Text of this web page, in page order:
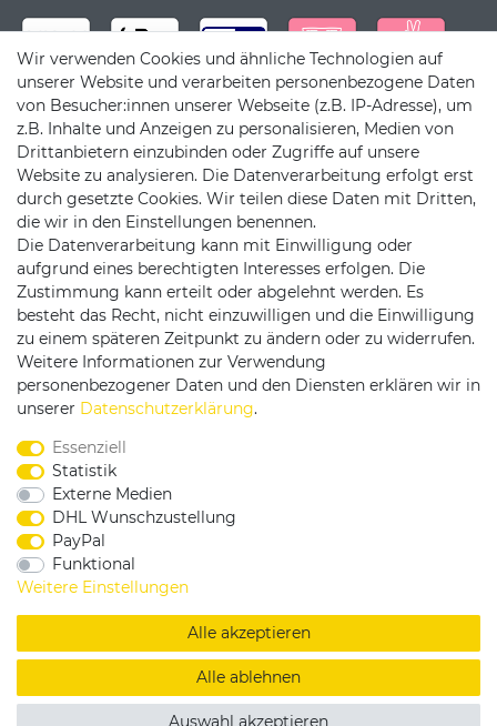
Versandpartner
Service & Kontakt
Rufen Sie uns an unter:
0375 - 21459172
Widerrufsrecht |
Impressum
Copyright by König Design
DESIGNED BYKS-COMMERCE
Wir verwenden Cookies und ähnliche Technologien auf
unserer Website und verarbeiten personenbezogene Daten
von Besucher:innen unserer Webseite (z.B. IP-Adresse), um
z.B. Inhalte und Anzeigen zu personalisieren, Medien von
Drittanbietern einzubinden oder Zugriffe auf unsere
Website zu analysieren. Die Datenverarbeitung erfolgt erst
durch gesetzte Cookies. Wir teilen diese Daten mit Dritten,
die wir in den Einstellungen benennen.
Die Datenverarbeitung kann mit Einwilligung oder
aufgrund eines berechtigten Interesses erfolgen. Die
Zustimmung kann erteilt oder abgelehnt werden. Es
besteht das Recht, nicht einzuwilligen und die Einwilligung
zu einem späteren Zeitpunkt zu ändern oder zu widerrufen.
Weitere Informationen zur Verwendung
personenbezogener Daten und den Diensten erklären wir in
unserer Daten­schutz­erklärung.
Essenziell
Statistik
Externe Medien
DHL Wunschzustellung
PayPal
Funktional
Weitere Einstellungen
Alle akzeptieren
Alle ablehnen
Auswahl akzeptieren